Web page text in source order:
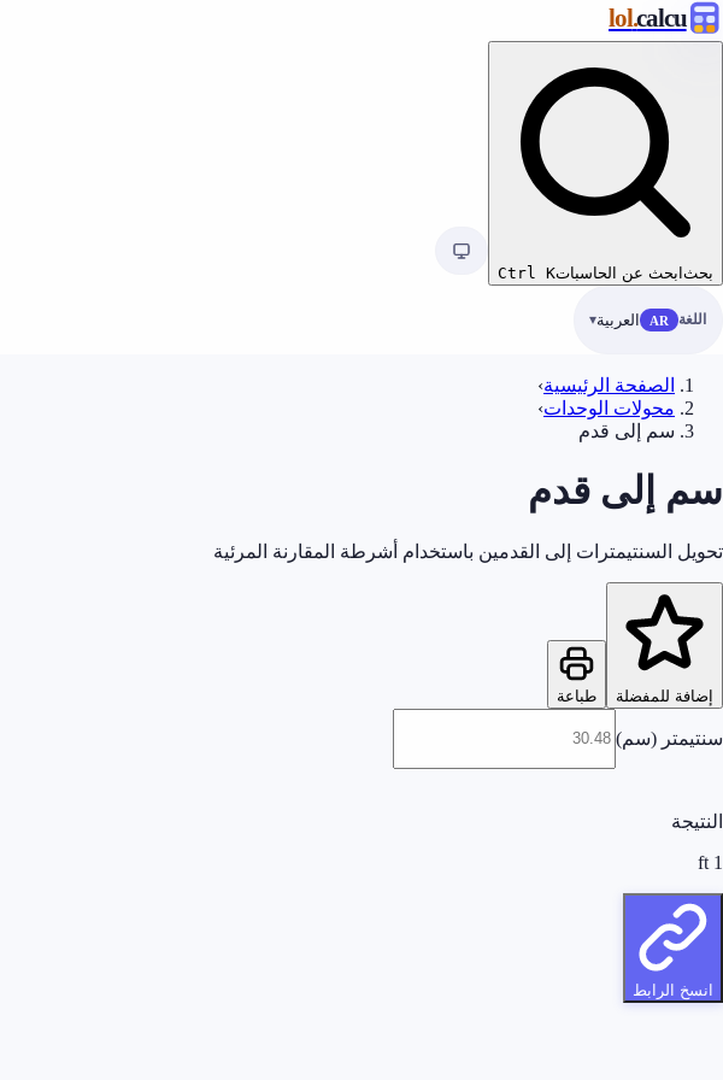
calcu
.lol
بحث ابحث عن الحاسبات Ctrl K
اللغة AR العربية
الصفحة الرئيسية›
محولات الوحدات›
سم إلى قدم
سم إلى قدم
تحويل السنتيمترات إلى القدمين باستخدام أشرطة المقارنة المرئية
إضافة للمفضلة طباعة
سنتيمتر (سم)
النتيجة
1
ft
انسخ الرابط